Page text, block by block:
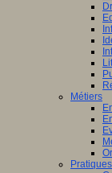
Métiers